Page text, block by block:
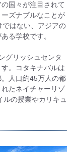
国々が注目されて
ズナブルなことが
ではない、アジアの
る学校です。
グリッシュセンタ
。コタキナバルは
人口約45万人の都
たネイチャーリゾ
の授業やカリキュ